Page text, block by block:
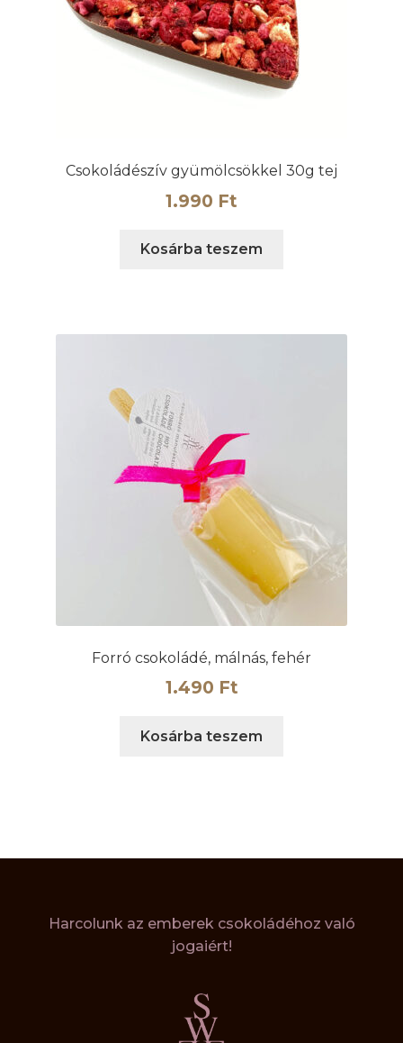
Csokoládészív gyümölcsökkel 30g tej
1.990 Ft
Kosárba teszem
Forró csokoládé, málnás, fehér
1.490 Ft
Kosárba teszem
Harcolunk az emberek csokoládéhoz való
jogaiért!